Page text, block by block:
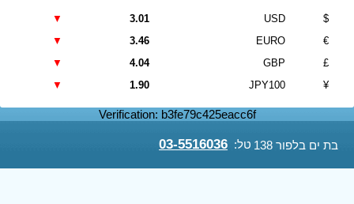
בת ים בלפור 138 טל: 03-5516036
$
USD
3.01
▼
€
EURO
3.46
▼
£
GBP
4.04
▼
¥
JPY100
1.90
▼
Verification: b3fe79c425eacc6f